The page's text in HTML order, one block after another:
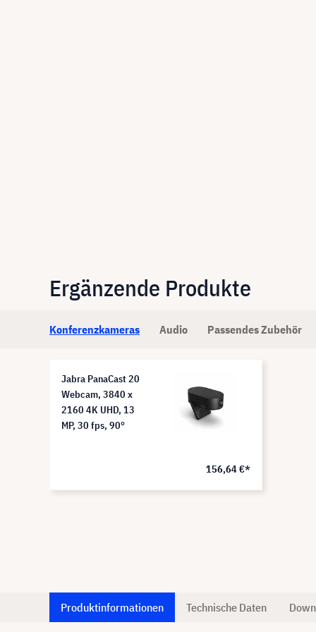
Ergänzende Produkte
Konferenzkameras Audio Passendes Zubehör
Jabra PanaCast 20
Webcam, 3840 x
2160 4K UHD, 13
MP, 30 fps, 90°
156,64 €*
Produktinformationen Technische Daten